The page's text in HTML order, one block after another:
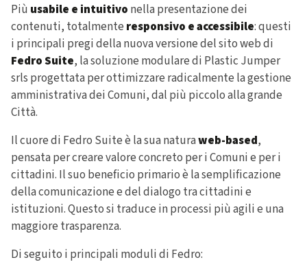
Più usabile e intuitivo nella presentazione dei
contenuti, totalmente responsivo e accessibile: questi
i principali pregi della nuova versione del sito web di
Fedro Suite, la soluzione modulare di Plastic Jumper
srls progettata per ottimizzare radicalmente la gestione
amministrativa dei Comuni, dal più piccolo alla grande
Città.
Il cuore di Fedro Suite è la sua naturaweb-based,
pensata per creare valore concreto per i Comuni e per i
cittadini. Il suo beneficio primario è la semplificazione
della comunicazione e del dialogo tra cittadini e
istituzioni. Questo si traduce in processi più agili e una
maggiore trasparenza.
Di seguito i principali moduli di Fedro: